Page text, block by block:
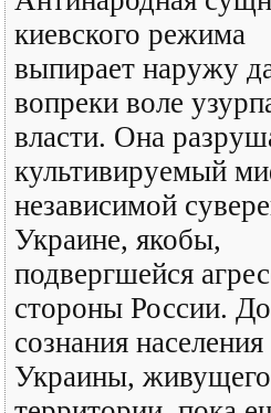
киевского режима
выпирает наружу
вопреки воле
власти. Она
культивируемый
независимой
Украине, якобы,
подвергшейся
стороны России. До
сознания населения
Украины,